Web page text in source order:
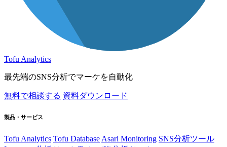
Tofu Analytics
最先端のSNS分析でマーケを自動化
無料で相談する 資料ダウンロード
製品・サービス
Tofu Analytics Tofu Database Asari Monitoring SNS分析ツール